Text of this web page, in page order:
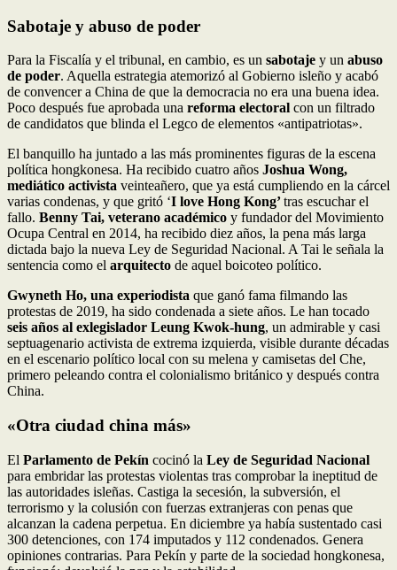
Sabotaje y abuso de poder
Para la Fiscalía y el tribunal, en cambio, es un sabotaje y un abuso
de poder. Aquella estrategia atemorizó al Gobierno isleño y acabó
de convencer a China de que la democracia no era una buena idea.
Poco después fue aprobada una reforma electoral con un filtrado
de candidatos que blinda el Legco de elementos «antipatriotas».
El banquillo ha juntado a las más prominentes figuras de la escena
política hongkonesa. Ha recibido cuatro años Joshua Wong,
mediático activista veinteañero, que ya está cumpliendo en la cárcel
varias condenas, y que gritó ‘I love Hong Kong’tras escuchar el
fallo. Benny Tai, veterano académico y fundador del Movimiento
Ocupa Central en 2014, ha recibido diez años, la pena más larga
dictada bajo la nueva Ley de Seguridad Nacional. A Tai le señala la
sentencia como el arquitecto de aquel boicoteo político.
Gwyneth Ho, una experiodista que ganó fama filmando las
protestas de 2019, ha sido condenada a siete años. Le han tocado
seis años al exlegislador Leung Kwok-hung, un admirable y casi
septuagenario activista de extrema izquierda, visible durante décadas
en el escenario político local con su melena y camisetas del Che,
primero peleando contra el colonialismo británico y después contra
China.
«Otra ciudad china más»
El Parlamento de Pekín cocinó la Ley de Seguridad Nacional
para embridar las protestas violentas tras comprobar la ineptitud de
las autoridades isleñas. Castiga la secesión, la subversión, el
terrorismo y la colusión con fuerzas extranjeras con penas que
alcanzan la cadena perpetua. En diciembre ya había sustentado casi
300 detenciones, con 174 imputados y 112 condenados. Genera
opiniones contrarias. Para Pekín y parte de la sociedad hongkonesa,